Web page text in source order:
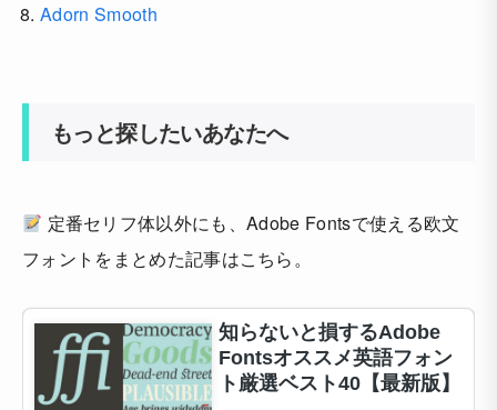
Adorn Smooth
もっと探したいあなたへ
定番セリフ体以外にも、Adobe Fontsで使える欧文
フォントをまとめた記事はこちら。